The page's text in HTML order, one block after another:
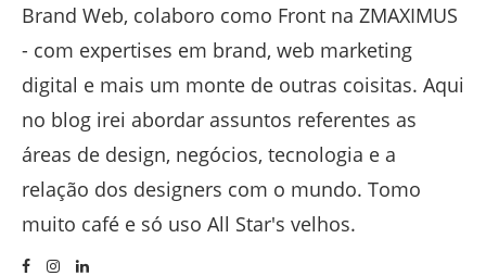
Brand Web, colaboro como Front na ZMAXIMUS
- com expertises em brand, web marketing
digital e mais um monte de outras coisitas. Aqui
no blog irei abordar assuntos referentes as
áreas de design, negócios, tecnologia e a
relação dos designers com o mundo. Tomo
muito café e só uso All Star's velhos.